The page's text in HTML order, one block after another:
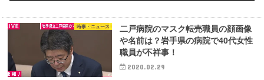
時事・ニュース
二戸病院のマスク転売職員の顔画像
や名前は？岩手県の病院で40代女性
職員が不祥事！
2020.02.29